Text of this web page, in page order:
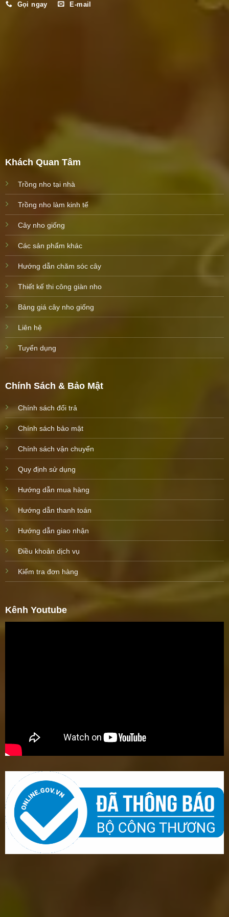
Gọi ngay E-mail
Khách Quan Tâm
Trồng nho tại nhà
Trồng nho làm kinh tế
Cây nho giống
Các sản phẩm khác
Hướng dẫn chăm sóc cây
Thiết kế thi công giàn nho
Bảng giá cây nho giống
Liên hệ
Tuyển dụng
Chính Sách & Bảo Mật
Chính sách đổi trả
Chính sách bảo mật
Chính sách vận chuyển
Quy định sử dụng
Hướng dẫn mua hàng
Hướng dẫn thanh toán
Hướng dẫn giao nhận
Điều khoản dịch vụ
Kiểm tra đơn hàng
Kênh Youtube